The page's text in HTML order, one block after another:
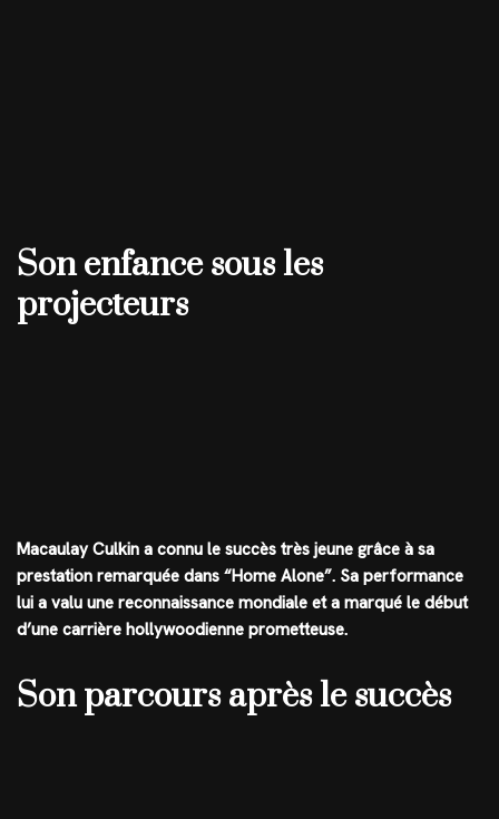
Son enfance sous les
projecteurs
Macaulay Culkin a connu le succès très jeune grâce à sa
prestation remarquée dans “Home Alone”. Sa performance
lui a valu une reconnaissance mondiale et a marqué le début
d’une carrière hollywoodienne prometteuse.
Son parcours après le succès